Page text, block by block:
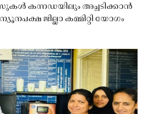
കന്നഡയിലും അച്ചടിക്കാൻ
ജില്ലാ കമ്മിറ്റി യോഗം